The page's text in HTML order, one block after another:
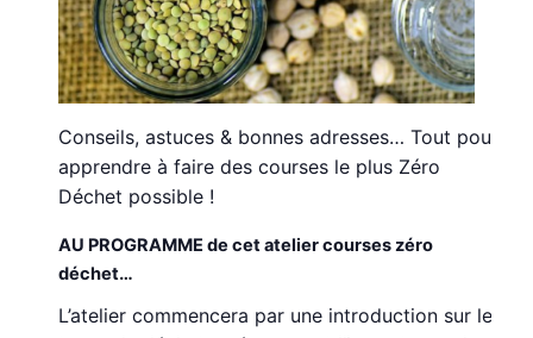
Conseils, astuces & bonnes adresses… Tout pour
apprendre à faire des courses le plus Zéro
Déchet possible !
AU PROGRAMME de cet atelier courses zéro
déchet…
L’atelier commencera par une introduction sur les